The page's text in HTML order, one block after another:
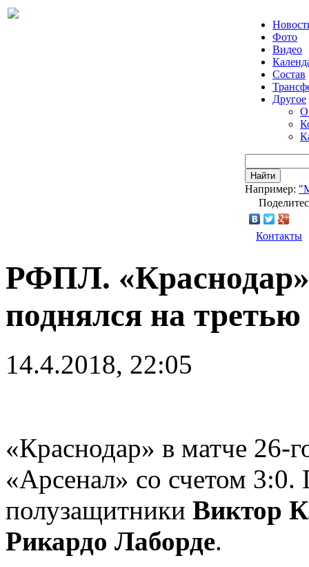
Фото
Видео
Состав
Другое
О
Найти
Например:
Контакты
РФПЛ. «Краснодар»
поднялся на третью
14.4.2018, 22:05
«Краснодар» в матче
«Арсенал» со счетом 3:0.
полузащитники Виктор
Рикардо Лаборде.